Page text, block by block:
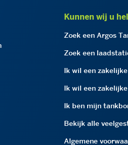
Kunnen wij u
Zoek een Argos
Zoek een
Ik wil een
Ik wil een
Ik ben mijn
Bekijk alle
Algemene